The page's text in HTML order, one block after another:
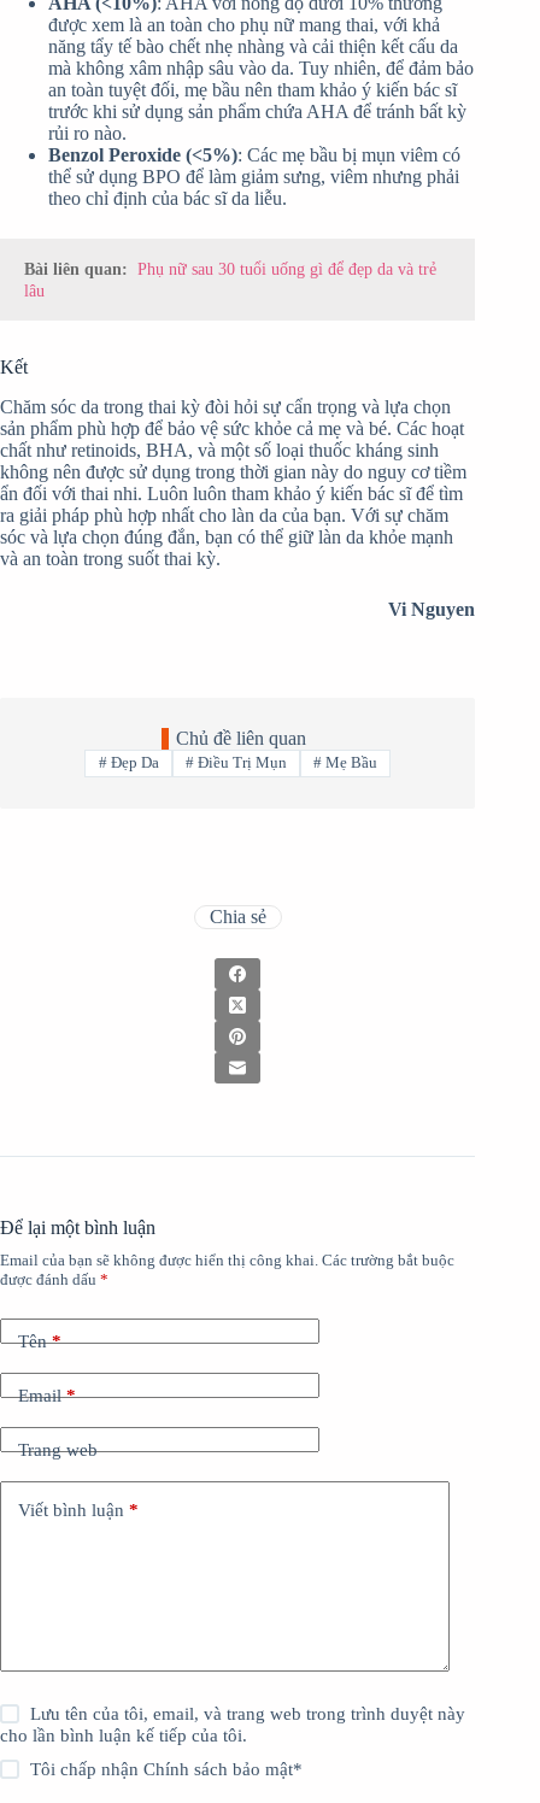
được xem là an toàn cho phụ nữ mang thai, với khả
năng tẩy tế bào chết nhẹ nhàng và cải thiện kết cấu da
mà không xâm nhập sâu vào da. Tuy nhiên, để đảm bảo
an toàn tuyệt đối, mẹ bầu nên tham khảo ý kiến bác sĩ
trước khi sử dụng sản phẩm chứa AHA để tránh bất kỳ
rủi ro nào.
Benzol Peroxide (<5%): Các mẹ bầu bị mụn viêm có
thể sử dụng BPO để làm giảm sưng, viêm nhưng phải
theo chỉ định của bác sĩ da liễu.
Bài liên quan: Phụ nữ sau 30 tuổi uống gì để đẹp da và trẻ
lâu
Kết
Chăm sóc da trong thai kỳ đòi hỏi sự cẩn trọng và lựa chọn
sản phẩm phù hợp để bảo vệ sức khỏe cả mẹ và bé. Các hoạt
chất như retinoids, BHA, và một số loại thuốc kháng sinh
không nên được sử dụng trong thời gian này do nguy cơ tiềm
ẩn đối với thai nhi. Luôn luôn tham khảo ý kiến bác sĩ để tìm
ra giải pháp phù hợp nhất cho làn da của bạn. Với sự chăm
sóc và lựa chọn đúng đắn, bạn có thể giữ làn da khỏe mạnh
và an toàn trong suốt thai kỳ.
Vi Nguyen
Chủ đề liên quan
#Đẹp Da #Điều Trị Mụn #Mẹ Bầu
Chia sẻ
Để lại một bình luận
Email của bạn sẽ không được hiển thị công khai. Các trường bắt buộc
được đánh dấu *
Tên*
Email*
Trang web
Viết bình luận *
Lưu tên của tôi, email, và trang web trong trình duyệt này
cho lần bình luận kế tiếp của tôi.
Tôi chấp nhậnChính sách bảo mật*